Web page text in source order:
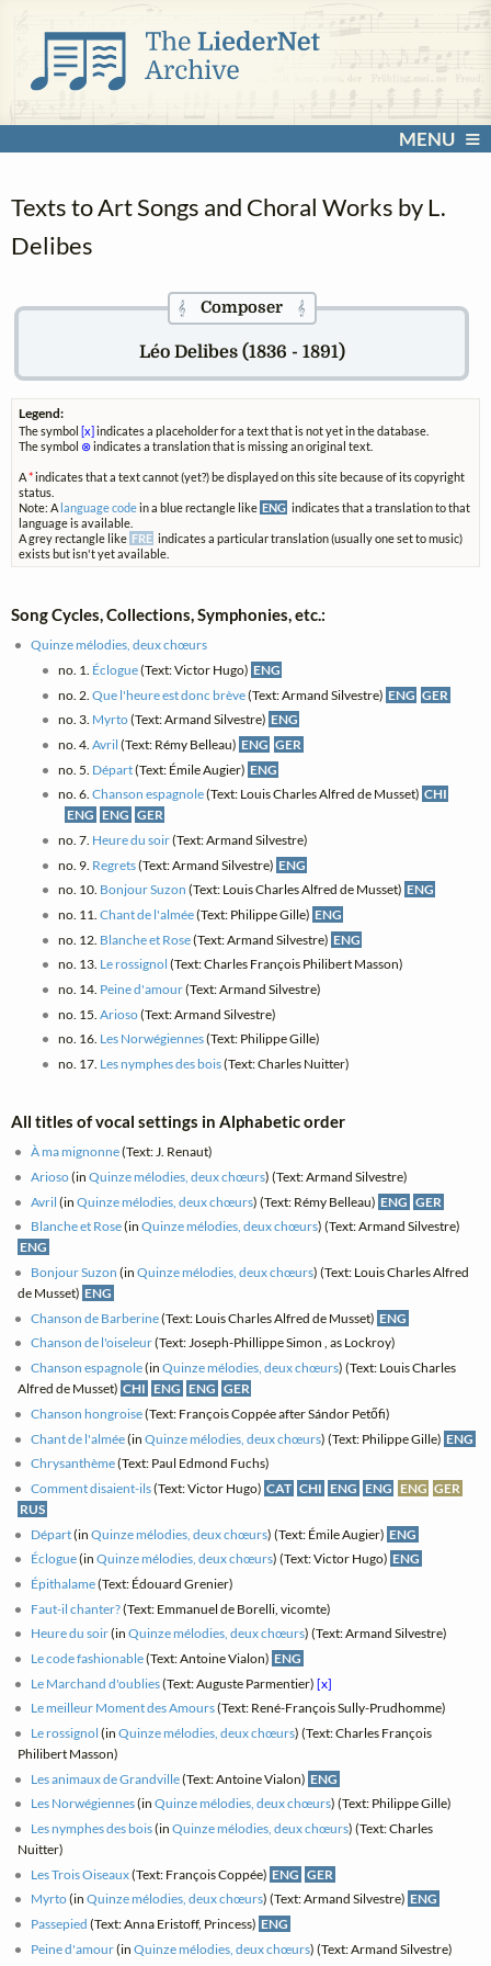
MENU
Texts to Art Songs and Choral Works by L.
Delibes
𝄞Composer 𝄞
Léo Delibes (1836 - 1891)
Legend:
The symbol [x] indicates a placeholder for a text that is not yet in the database.
The symbol ⊗indicates a translation that is missing an original text.
A*indicates that a text cannot (yet?) be displayed on this site because of its copyright
status.
Note: A language codein a blue rectangle like ENG indicates that a translation to that
language is available.
A grey rectangle like FRE indicates a particular translation (usually one set to music)
exists but isn't yet available.
Song Cycles, Collections, Symphonies, etc.:
Quinze mélodies, deux chœurs
no. 1. Éclogue(Text: Victor Hugo) ENG
no. 2. Que l'heure est donc brève(Text: Armand Silvestre) ENG GER
no. 3. Myrto(Text: Armand Silvestre) ENG
no. 4. Avril (Text: Rémy Belleau) ENG GER
no. 5. Départ(Text: Émile Augier) ENG
no. 6. Chanson espagnole(Text: Louis Charles Alfred de Musset) CHI
ENG ENG GER
no. 7. Heure du soir(Text: Armand Silvestre)
no. 9. Regrets(Text: Armand Silvestre) ENG
no. 10. Bonjour Suzon (Text: Louis Charles Alfred de Musset) ENG
no. 11. Chant de l'almée(Text: Philippe Gille) ENG
no. 12. Blanche et Rose(Text: Armand Silvestre) ENG
no. 13. Le rossignol (Text: Charles François Philibert Masson)
no. 14. Peine d'amour(Text: Armand Silvestre)
no. 15. Arioso(Text: Armand Silvestre)
no. 16. Les Norwégiennes(Text: Philippe Gille)
no. 17. Les nymphes des bois(Text: Charles Nuitter)
All titles of vocal settings in Alphabetic order
À ma mignonne(Text: J. Renaut)
Arioso(inQuinze mélodies, deux chœurs) (Text: Armand Silvestre)
Avril (inQuinze mélodies, deux chœurs) (Text: Rémy Belleau) ENG GER
Blanche et Rose(inQuinze mélodies, deux chœurs) (Text: Armand Silvestre)
ENG
Bonjour Suzon (inQuinze mélodies, deux chœurs) (Text: Louis Charles Alfred
de Musset) ENG
Chanson de Barberine(Text: Louis Charles Alfred de Musset) ENG
Chanson de l'oiseleur(Text: Joseph-Phillippe Simon , as Lockroy)
Chanson espagnole(inQuinze mélodies, deux chœurs) (Text: Louis Charles
Alfred de Musset) CHI ENG ENG GER
Chanson hongroise(Text: François Coppée after Sándor Petőfi)
Chant de l'almée(inQuinze mélodies, deux chœurs) (Text: Philippe Gille) ENG
Chrysanthème(Text: Paul Edmond Fuchs)
Comment disaient-ils(Text: Victor Hugo) CAT CHI ENG ENG ENG GER
RUS
Départ(inQuinze mélodies, deux chœurs) (Text: Émile Augier) ENG
Éclogue(inQuinze mélodies, deux chœurs) (Text: Victor Hugo) ENG
Épithalame(Text: Édouard Grenier)
Faut-il chanter?(Text: Emmanuel de Borelli, vicomte)
Heure du soir(inQuinze mélodies, deux chœurs) (Text: Armand Silvestre)
Le code fashionable(Text: Antoine Vialon) ENG
Le Marchand d'oublies(Text: Auguste Parmentier)[x]
Le meilleur Moment des Amours(Text: René-François Sully-Prudhomme)
Le rossignol (inQuinze mélodies, deux chœurs) (Text: Charles François
Philibert Masson)
Les animaux de Grandville(Text: Antoine Vialon) ENG
Les Norwégiennes(inQuinze mélodies, deux chœurs) (Text: Philippe Gille)
Les nymphes des bois(inQuinze mélodies, deux chœurs) (Text: Charles
Nuitter)
Les Trois Oiseaux(Text: François Coppée) ENG GER
Myrto(inQuinze mélodies, deux chœurs) (Text: Armand Silvestre) ENG
Passepied (Text: Anna Eristoff, Princess) ENG
Peine d'amour(inQuinze mélodies, deux chœurs) (Text: Armand Silvestre)